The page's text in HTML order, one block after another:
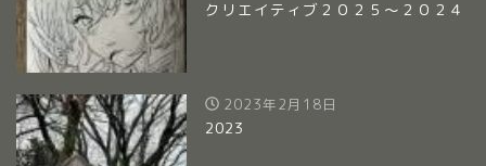
クリエイティブ２０２５～２０２４
2023年2月18日
2023